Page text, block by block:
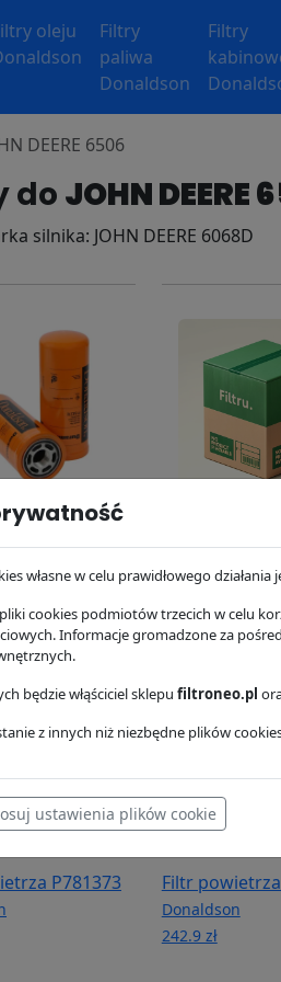
oleju
Filtry
paliwa
Donaldson
Filtry
DEERE 6506
do JOHN DEERE
silnika: JOHN DEERE 6068D
Donaldson
38.88 zł
P781373 Filtr
Donaldson
242.9 zł
własne w celu prawidłowego działania
cookies podmiotów trzecich w celu
Informacje gromadzone za
będzie włąściciel sklepu filtroneo.pl
z innych niż niezbędne plików
ustawienia plików cookie